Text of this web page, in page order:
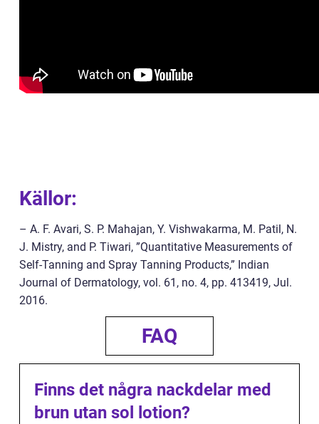
Källor:
– A. F. Avari, S. P. Mahajan, Y. Vishwakarma, M. Patil, N.
J. Mistry, and P. Tiwari, ”Quantitative Measurements of
Self-Tanning and Spray Tanning Products,” Indian
Journal of Dermatology, vol. 61, no. 4, pp. 413419, Jul.
2016.
FAQ
Finns det några nackdelar med
brun utan sol lotion?